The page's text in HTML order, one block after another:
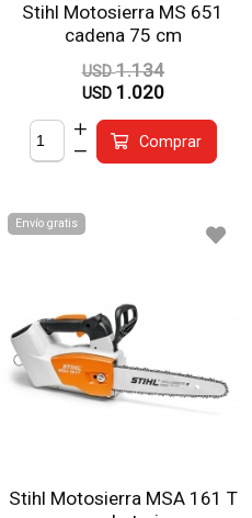
Stihl Motosierra MS 651
cadena 75 cm
USD 1.134
USD 1.020
Comprar
Envío gratis
Stihl Motosierra MSA 161 T